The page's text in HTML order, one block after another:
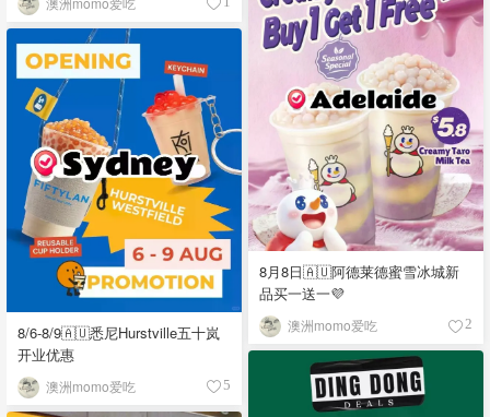
8月8日🇦🇺阿德莱德蜜雪冰城新
品买一送一💜
澳洲momo爱吃 2
8/6-8/9🇦🇺悉尼Hurstville五十岚
开业优惠
澳洲momo爱吃 5